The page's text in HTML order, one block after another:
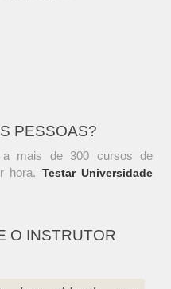
PESSOAS?
a mais de 300 cursos de
hora. Testar Universidade
O INSTRUTOR